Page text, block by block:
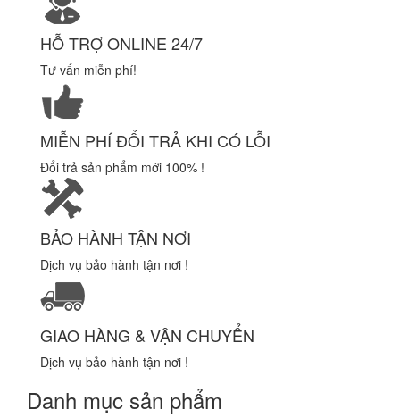
HỖ TRỢ ONLINE 24/7
Tư vấn miễn phí!
MIỄN PHÍ ĐỔI TRẢ KHI CÓ LỖI
Đổi trả sản phẩm mới 100% !
BẢO HÀNH TẬN NƠI
Dịch vụ bảo hành tận nơi !
GIAO HÀNG & VẬN CHUYỂN
Dịch vụ bảo hành tận nơi !
Danh mục sản phẩm